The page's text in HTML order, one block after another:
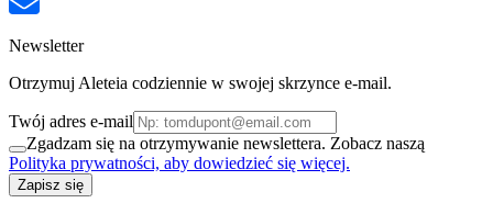
Newsletter
Otrzymuj Aleteia codziennie w swojej skrzynce e-mail.
Twój adres e-mail
Zgadzam się na otrzymywanie newslettera. Zobacz naszą
Polityka prywatności, aby dowiedzieć się więcej.
Zapisz się